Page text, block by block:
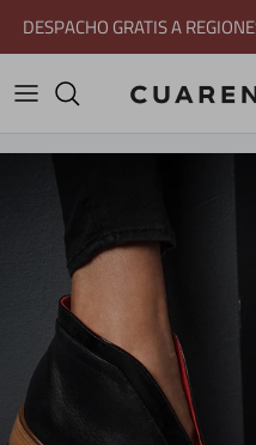
DESPACHO GRATIS A